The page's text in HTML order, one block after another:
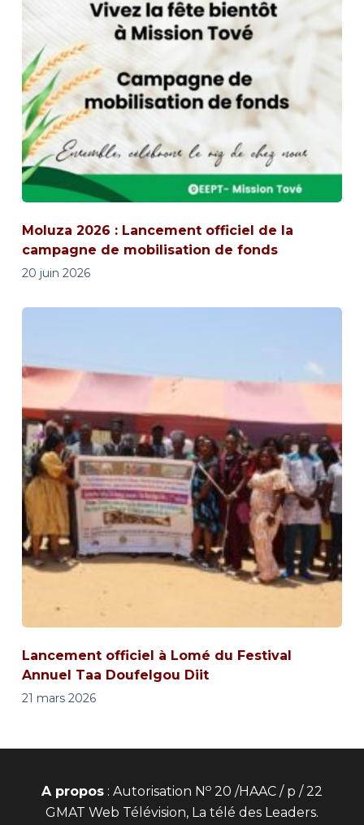
Moluza 2026 : Lancement officiel de la
campagne de mobilisation de fonds
20 juin 2026
Lancement officiel à Lomé du Festival
Annuel Taa Doufelgou Diit
21 mars 2026
A propos: Autorisation No20 /HAAC / p / 22
GMAT Web Télévision, La télé des Leaders.